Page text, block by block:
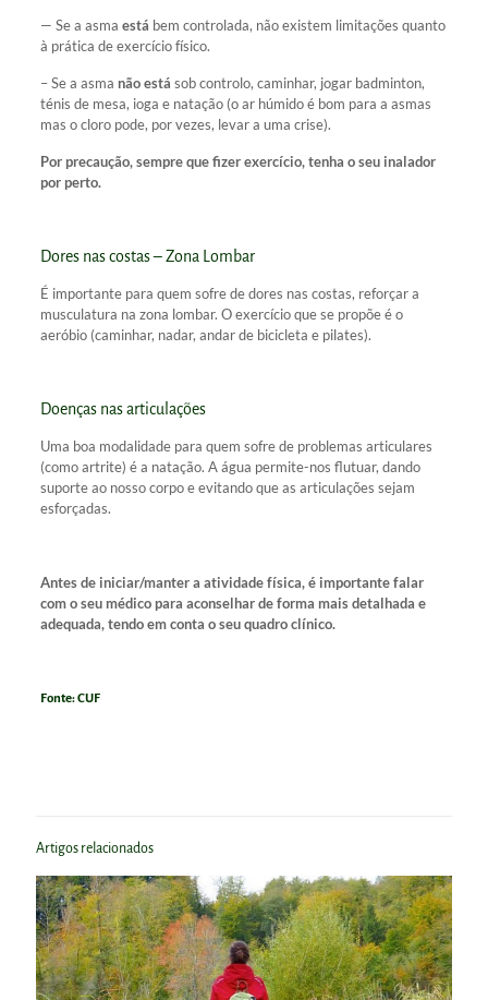
— Se a asma está bem controlada, não existem limitações quanto
à prática de exercício físico.
– Se a asma não está sob controlo, caminhar, jogar badminton,
ténis de mesa, ioga e natação (o ar húmido é bom para a asmas
mas o cloro pode, por vezes, levar a uma crise).
Por precaução, sempre que fizer exercício, tenha o seu inalador
por perto.
Dores nas costas – Zona Lombar
É importante para quem sofre de dores nas costas, reforçar a
musculatura na zona lombar. O exercício que se propõe é o
aeróbio (caminhar, nadar, andar de bicicleta e pilates).
Doenças nas articulações
Uma boa modalidade para quem sofre de problemas articulares
(como artrite) é a natação. A água permite-nos flutuar, dando
suporte ao nosso corpo e evitando que as articulações sejam
esforçadas.
Antes de iniciar/manter a atividade física, é importante falar
com o seu médico para aconselhar de forma mais detalhada e
adequada, tendo em conta o seu quadro clínico.
Fonte:CUF
Artigos relacionados